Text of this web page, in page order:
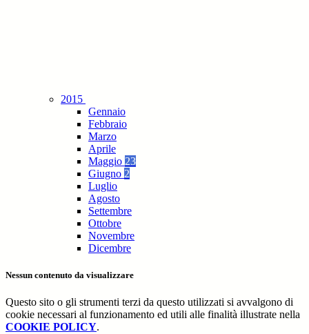
2015
Gennaio
Febbraio
Marzo
Aprile
Maggio 23
Giugno 2
Luglio
Agosto
Settembre
Ottobre
Novembre
Dicembre
Nessun contenuto da visualizzare
Questo sito o gli strumenti terzi da questo utilizzati si avvalgono di
cookie necessari al funzionamento ed utili alle finalità illustrate nella
COOKIE POLICY.